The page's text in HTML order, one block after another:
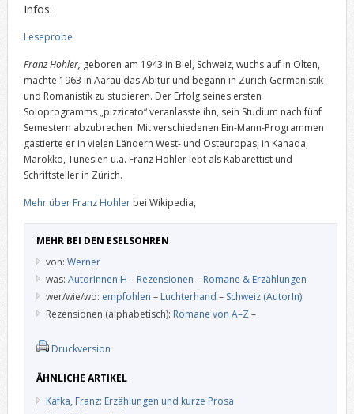
Infos:
Leseprobe
Franz Hohler, geboren am 1943 in Biel, Schweiz, wuchs auf in Olten,
machte 1963 in Aarau das Abitur und begann in Zürich Germanistik
und Romanistik zu studieren. Der Erfolg seines ersten
Soloprogramms „pizzicato“ veranlasste ihn, sein Studium nach fünf
Semestern abzubrechen. Mit verschiedenen Ein-Mann-Programmen
gastierte er in vielen Ländern West- und Osteuropas, in Kanada,
Marokko, Tunesien u.a. Franz Hohler lebt als Kabarettist und
Schriftsteller in Zürich.
Mehr über Franz Hohlerbei Wikipedia,
MEHR BEI DEN ESELSOHREN
von: Werner
was: AutorInnen H – Rezensionen – Romane & Erzählungen
wer/wie/wo: empfohlen – Luchterhand – Schweiz (AutorIn)
Rezensionen (alphabetisch): Romane von A–Z –
Druckversion
ÄHNLICHE ARTIKEL
Kafka, Franz: Erzählungen und kurze Prosa